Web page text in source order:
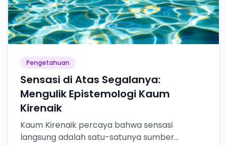
Pengetahuan
Sensasi di Atas Segalanya:
Mengulik Epistemologi Kaum
Kirenaik
Kaum Kirenaik percaya bahwa sensasi
langsung adalah satu-satunya sumber